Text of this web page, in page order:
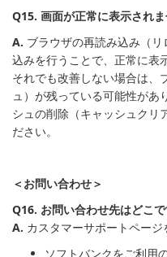
Q15. 画面が正常に表示されま
A. ブラウザの再読み込み（
込みを行うことで、正常に表
それでも改善しない場合は、
ュ）が残っている可能性があ
シュの削除（キャッシュクリ
ださい。
＜お問い合わせ＞
Q16. お問い合わせ先はどこで
A. カスタマーサポートページ
ソフトバンクをご利用